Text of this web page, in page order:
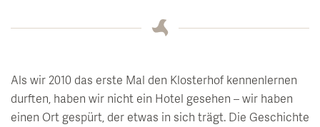
Als wir 2010 das erste Mal den Klosterhof kennenlernen
durften, haben wir nicht ein Hotel gesehen – wir haben
einen Ort gespürt, der etwas in sich trägt. Die Geschichte